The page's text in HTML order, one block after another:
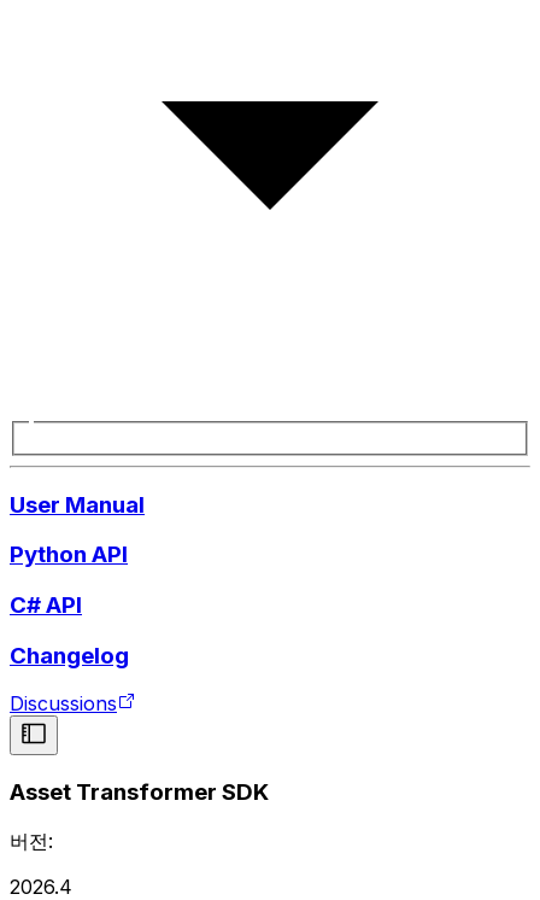
User Manual
Python API
C# API
Changelog
Discussions
Asset Transformer SDK
버전:
2026.4